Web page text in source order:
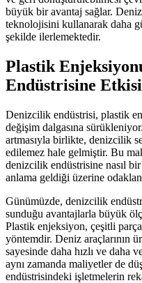
büyük bir avantaj sağlar.
teknolojisini kullanarak daha
şekilde ilerlemektedir.
Plastik
Endüstrisine
Denizcilik endüstrisi, plastik
değişim dalgasına
artmasıyla birlikte, denizcilik
edilemez hale gelmiştir. Bu
denizcilik endüstrisine nasıl
anlama geldiği üzerine
Günümüzde, denizcilik
sunduğu avantajlarla büyük
Plastik enjeksiyon, çeşitli
yöntemdir. Deniz araçlarının
sayesinde daha hızlı ve daha
aynı zamanda maliyetler de
endüstrisindeki işletmelerin